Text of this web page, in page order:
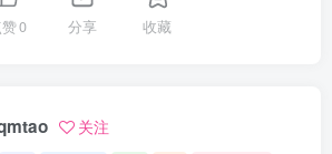
0 分享 收藏
关注